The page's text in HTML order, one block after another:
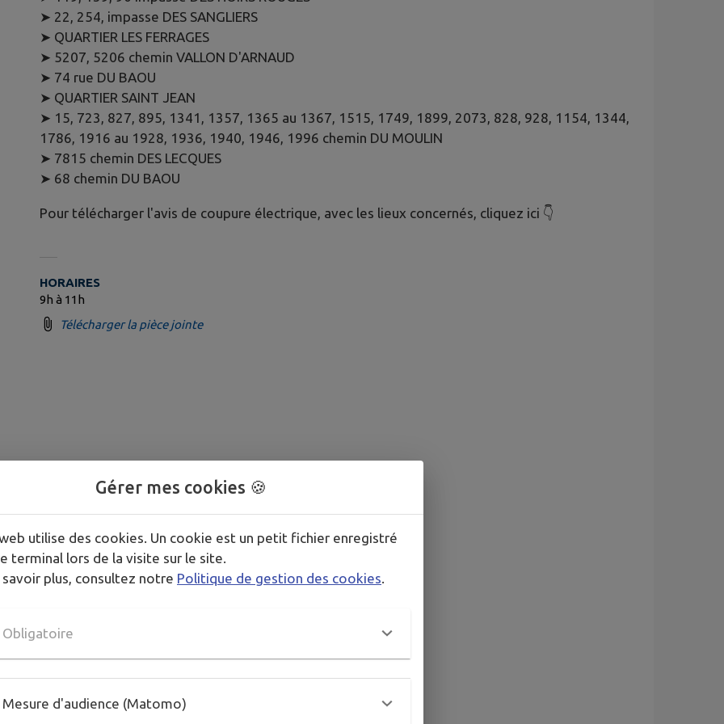
➤ 22, 254, impasse DES SANGLIERS
➤ QUARTIER LES FERRAGES
➤ 5207, 5206 chemin VALLON D'ARNAUD
➤ 74 rue DU BAOU
➤ QUARTIER SAINT JEAN
➤ 15, 723, 827, 895, 1341, 1357, 1365 au 1367, 1515, 1749, 1899, 2073, 828, 928, 1154, 1344,
1786, 1916 au 1928, 1936, 1940, 1946, 1996 chemin DU MOULIN
➤ 7815 chemin DES LECQUES
➤ 68 chemin DU BAOU
Pour télécharger l'avis de coupure électrique, avec les lieux concernés, cliquez ici 👇
HORAIRES
9h à 11h
Télécharger la pièce jointe
Gérer mes cookies 🍪
utilise des cookies. Un cookie est un petit fichier enregistré
terminal lors de la visite sur le site.
savoir plus, consultez notre Politique de gestion des cookies
Obligatoire
Mesure d'audience (Matomo)